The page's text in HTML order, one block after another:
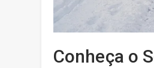
Conheça o